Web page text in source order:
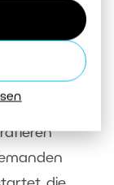
nach
Auge